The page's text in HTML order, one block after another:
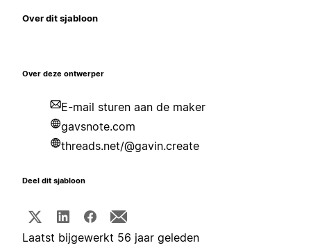
Over dit sjabloon
Over deze ontwerper
E-mail sturen aan de maker
gavsnote.com
threads.net/@gavin.create
Deel dit sjabloon
Laatst bijgewerkt 56 jaar geleden